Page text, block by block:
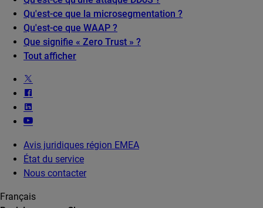
Qu'est-ce que la microsegmentation ?
Qu'est-ce que WAAP ?
Que signifie « Zero Trust » ?
Tout afficher
Avis juridiques région EMEA
État du service
Nous contacter
Français